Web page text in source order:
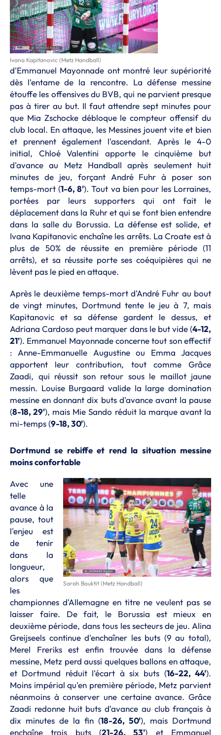
Ivana Kapitanovic (Metz Handball)
d'Emmanuel Mayonnade ont montré leur supériorité
dès l'entame de la rencontre. La défense messine
étouffe les offensives du BVB, qui ne parvient presque
pas à tirer au but. Il faut attendre sept minutes pour
que Mia Zschocke débloque le compteur offensif du
club local. En attaque, les Messines jouent vite et bien
et prennent également l'ascendant. Après le 4-0
initial, Chloé Valentini apporte le cinquième but
d'avance au Metz Handball après seulement huit
minutes de jeu, forçant André Fuhr à poser son
temps-mort (1-6, 8'). Tout va bien pour les Lorraines,
portées par leurs supporters qui ont fait le
déplacement dans la Ruhr et qui se font bien entendre
dans la salle du Borussia. La défense est solide, et
Ivana Kapitanovic enchaîne les arrêts. La Croate est à
plus de 50% de réussite en première période (11
arrêts), et sa réussite porte ses coéquipières qui ne
lèvent pas le pied en attaque.
Après le deuxième temps-mort d'André Fuhr au bout
de vingt minutes, Dortmund tente le jeu à 7, mais
Kapitanovic et sa défense gardent le dessus, et
Adriana Cardoso peut marquer dans le but vide (4-12,
21'). Emmanuel Mayonnade concerne tout son effectif
: Anne-Emmanuelle Augustine ou Emma Jacques
apportent leur contribution, tout comme Grâce
Zaadi, qui réussit son retour sous le maillot jaune
messin. Louise Burgaard valide la large domination
messine en donnant dix buts d'avance avant la pause
(8-18, 29'), mais Mie Sando réduit la marque avant la
mi-temps (9-18, 30').
Dortmund se rebiffe et rend la situation messine
moins confortable
Sarah Bouktit (Metz Handball)
Avec une
telle
avance à la
pause, tout
l'enjeu est
de tenir
dans la
longueur,
alors que
les
championnes d'Allemagne en titre ne veulent pas se
laisser faire. De fait, le Borussia est mieux en
deuxième période, dans tous les secteurs de jeu. Alina
Greijseels continue d'enchaîner les buts (9 au total),
Merel Freriks est enfin trouvée dans la défense
messine, Metz perd aussi quelques ballons en attaque,
et Dortmund réduit l'écart à six buts (16-22, 44').
Moins impérial qu'en première période, Metz parvient
néanmoins à conserver une certaine avance. Grâce
Zaadi redonne huit buts d'avance au club français à
dix minutes de la fin (18-26, 50'), mais Dortmund
enchaîne trois buts (21-26, 53') et Emmanuel